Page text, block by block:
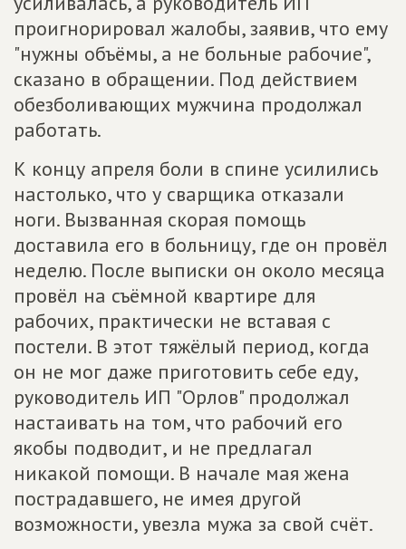
проигнорировал жалобы, заявив, что ему
"нужны объёмы, а не больные рабочие",
сказано в обращении. Под действием
обезболивающих мужчина продолжал
работать.
К концу апреля боли в спине усилились
настолько, что у сварщика отказали
ноги. Вызванная скорая помощь
доставила его в больницу, где он провёл
неделю. После выписки он около месяца
провёл на съёмной квартире для
рабочих, практически не вставая с
постели. В этот тяжёлый период, когда
он не мог даже приготовить себе еду,
руководитель ИП "Орлов" продолжал
настаивать на том, что рабочий его
якобы подводит, и не предлагал
никакой помощи. В начале мая жена
пострадавшего, не имея другой
возможности, увезла мужа за свой счёт.